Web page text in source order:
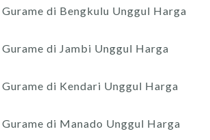
di Bengkulu Unggul Harga
di Jambi Unggul Harga
di Kendari Unggul Harga
di Manado Unggul Harga